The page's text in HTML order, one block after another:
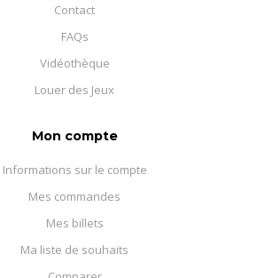
Contact
FAQs
Vidéothèque
Louer des Jeux
Mon compte
Informations sur le compte
Mes commandes
Mes billets
Ma liste de souhaits